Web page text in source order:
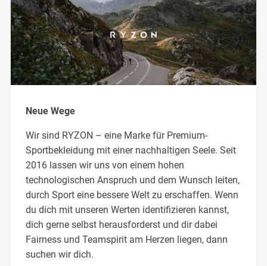
Neue Wege
Wir sind RYZON – eine Marke für Premium-
Sportbekleidung mit einer nachhaltigen Seele. Seit
2016 lassen wir uns von einem hohen
technologischen Anspruch und dem Wunsch leiten,
durch Sport eine bessere Welt zu erschaffen. Wenn
du dich mit unseren Werten identifizieren kannst,
dich gerne selbst herausforderst und dir dabei
Fairness und Teamspirit am Herzen liegen, dann
suchen wir dich.